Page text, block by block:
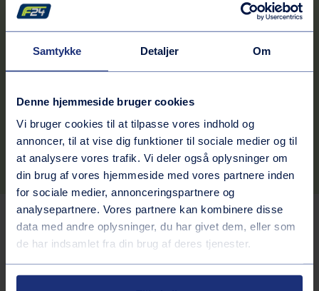
Samtykke Detaljer Om
Denne hjemmeside bruger cookies
Vi bruger cookies til at tilpasse vores indhold og
annoncer, til at vise dig funktioner til sociale medier og til
at analysere vores trafik. Vi deler også oplysninger om
din brug af vores hjemmeside med vores partnere inden
for sociale medier, annonceringspartnere og
analysepartnere. Vores partnere kan kombinere disse
data med andre oplysninger, du har givet dem, eller som
de har indsamlet fra din brug af deres tjenester.
Kontaktinformation
Adresse
Koktvedvej 27
Rutebeskrivelse
Telefonnummer
70242424
Tjenester på stationen
Bilvask